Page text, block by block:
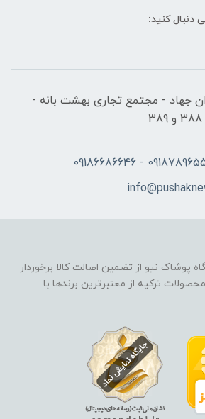
دنبال کنید:
جهاد - مجتمع تجاری بهشت بانه -
پوشاک نیو از تضمین اصالت کالا برخوردار
ترکیه از معتبرترین برندها با